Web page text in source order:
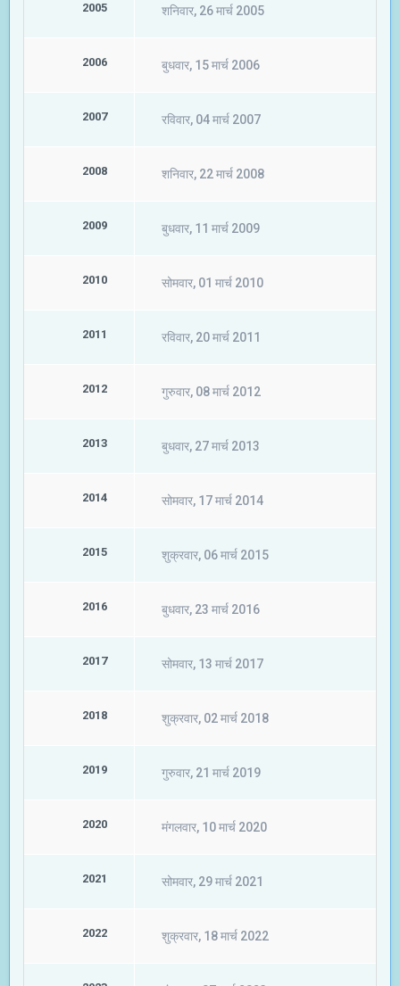
2005 शनिवार, 26 मार्च 2005
2006 बुधवार, 15 मार्च 2006
2007 रविवार, 04 मार्च 2007
2008 शनिवार, 22 मार्च 2008
2009 बुधवार, 11 मार्च 2009
2010 सोमवार, 01 मार्च 2010
2011 रविवार, 20 मार्च 2011
2012 गुरुवार, 08 मार्च 2012
2013 बुधवार, 27 मार्च 2013
2014 सोमवार, 17 मार्च 2014
2015 शुक्रवार, 06 मार्च 2015
2016 बुधवार, 23 मार्च 2016
2017 सोमवार, 13 मार्च 2017
2018 शुक्रवार, 02 मार्च 2018
2019 गुरुवार, 21 मार्च 2019
2020 मंगलवार, 10 मार्च 2020
2021 सोमवार, 29 मार्च 2021
2022 शुक्रवार, 18 मार्च 2022